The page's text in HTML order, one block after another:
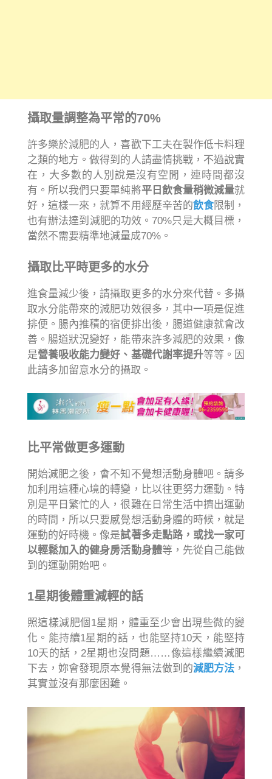
攝取量調整為平常的70%
許多樂於減肥的人，喜歡下工夫在製作低卡料理
之類的地方。做得到的人請盡情挑戰，不過說實
在，大多數的人別說是沒有空閒，連時間都沒
有。所以我們只要單純將平日飲食量稍微減量就
好，這樣一來，就算不用經歷辛苦的飲食限制，
也有辦法達到減肥的功效。70%只是大概目標，
當然不需要精準地減量成70%。
攝取比平時更多的水分
進食量減少後，請攝取更多的水分來代替。多攝
取水分能帶來的減肥功效很多，其中一項是促進
排便。腸內推積的宿便排出後，腸道健康就會改
善。腸道狀況變好，能帶來許多減肥的效果，像
是營養吸收能力變好、基礎代謝率提升等等。因
此請多加留意水分的攝取。
比平常做更多運動
開始減肥之後，會不知不覺想活動身體吧。請多
加利用這種心境的轉變，比以往更努力運動。特
別是平日繁忙的人，很難在日常生活中擠出運動
的時間，所以只要感覺想活動身體的時候，就是
運動的好時機。像是試著多走點路，或找一家可
以輕鬆加入的健身房活動身體等，先從自己能做
到的運動開始吧。
1星期後體重減輕的話
照這樣減肥個1星期，體重至少會出現些微的變
化。能持續1星期的話，也能堅持10天，能堅持
10天的話，2星期也沒問題……像這樣繼續減肥
下去，妳會發現原本覺得無法做到的減肥方法 ，
其實並沒有那麼困難。